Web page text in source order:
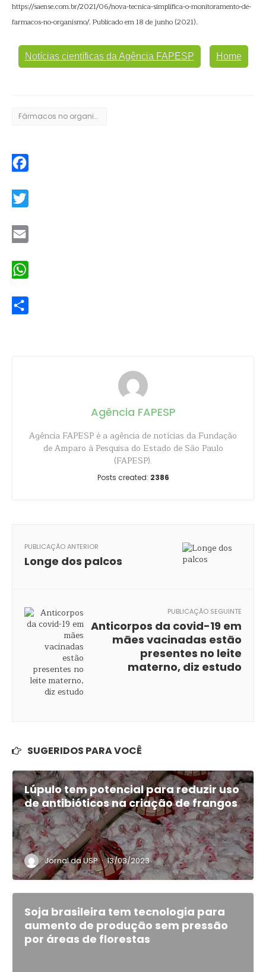
https://saense.com.br/2021/06/nova-tecnica-simplifica-o-monitoramento-de-
farmacos-no-organismo/. Publicado em 18 de junho (2021).
Notícias científicas da Agência FAPESP Home
Fármacos no organismo
Agência FAPESP
Agência FAPESP é a agência de notícias da Fundação
de Amparo à Pesquisa do Estado de São Paulo
(FAPESP).
Posts created: 2386
PUBLICAÇÃO ANTERIOR
Longe dos palcos
PUBLICAÇÃO SEGUINTE
Anticorpos da covid-19 em
mães vacinadas estão
presentes no leite
materno, diz estudo
SUGERIDOS PARA VOCÊ
Lúpulo tem potencial para reduzir uso
de antibióticos na criação de frangos
Jornal da USP · 13/03/2023
Soja brasileira tem tecnologia para
aumento de produção sem pressão
por áreas de florestas